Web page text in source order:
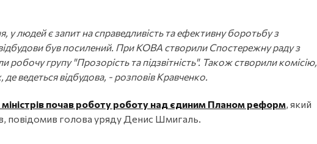
у людей є запит на справедливість та ефективну боротьбу з
був посилений. При КОВА створили Спостережну раду з
робочу групу "Прозорість та підзвітність". Також створили комісію,
ведеться відбудова, - розповів Кравченко.
міністрів почав роботу роботу над єдиним Планом реформ, який
повідомив голова уряду Денис Шмигаль.